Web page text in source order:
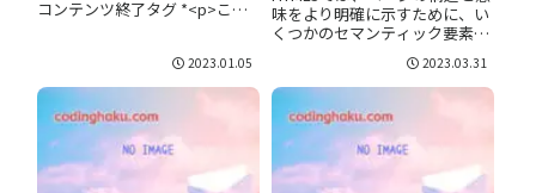
コンテンツ終了タグ *<p>これ
はリンク</a><br>改行<>で囲
まれた部分をタグと言い、左右
のタグをそれぞれ...
2023.01.05
味をより明確に示すために、い
くつかのセマンティック要素が
は、ページの構造をわかりやす
くし、SEOやアクセシビリティ
を向上させることができます。
const canvas = doc...
2023.03.31